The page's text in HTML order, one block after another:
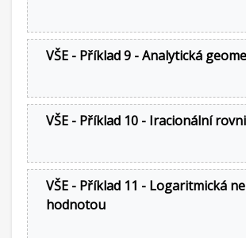
VŠE - Příklad 9 - Analytická
VŠE - Příklad 10 - Iracionální
VŠE - Příklad 11 - Logaritmická
hodnotou